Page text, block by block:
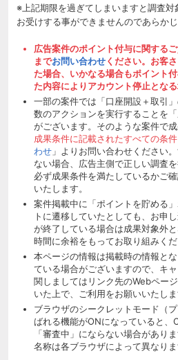
※上記期限を過ぎてしまいますと調査
お受けする事ができませんのであらか
広告案件のポイント付与に関する
までお問い合わせください。お客
た場合、いかなる場合もポイント
た内容によりアカウント停止となる
一部の案件では「口座開設＋取引
数のアクションを実行することを
がございます。そのような案件で
成果条件に記載されたすべての条
わせ」よりお問い合わせください
ない場合、広告主側で正しい調査
必ず成果条件を満たしているかご
いたします。
案件掲載中に「ポイントを貯める
トに遷移していたとしても、お申
が終了している場合は成果対象外
時間に余裕をもってお取り組みくだ
本ページの情報は掲載時の情報と
ている場合がございますので、キ
関しましてはリンク先のWebペー
いた上で、ご利用をお願いいたしま
ブラウザのシークレットモード（
ばれる機能がONになっていると、
「審査中」にならない場合があり
名称は各ブラウザによって異なりま